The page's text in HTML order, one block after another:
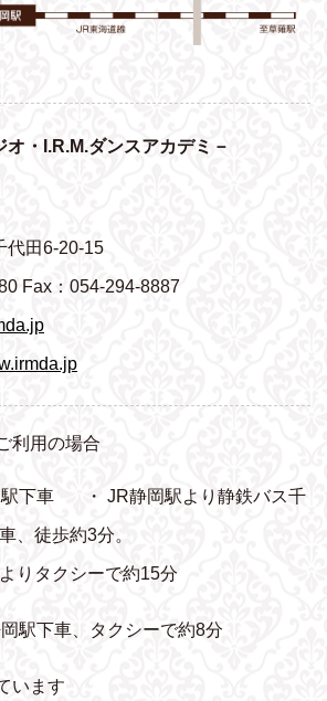
・I.R.M.ダンスアカデミ－
代田6-20-15
Fax：054-294-8887
利用の場合
下車 ・ JR静岡駅より静鉄バス千
、 徒歩約3分。
りタクシーで約15分
駅下車、タクシーで約8分
います